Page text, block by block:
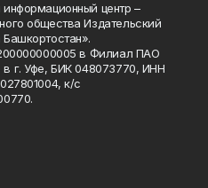
центр –
общества Издательский
в Филиал ПАО
г. Уфе, БИК 048073770, ИНН
к/с